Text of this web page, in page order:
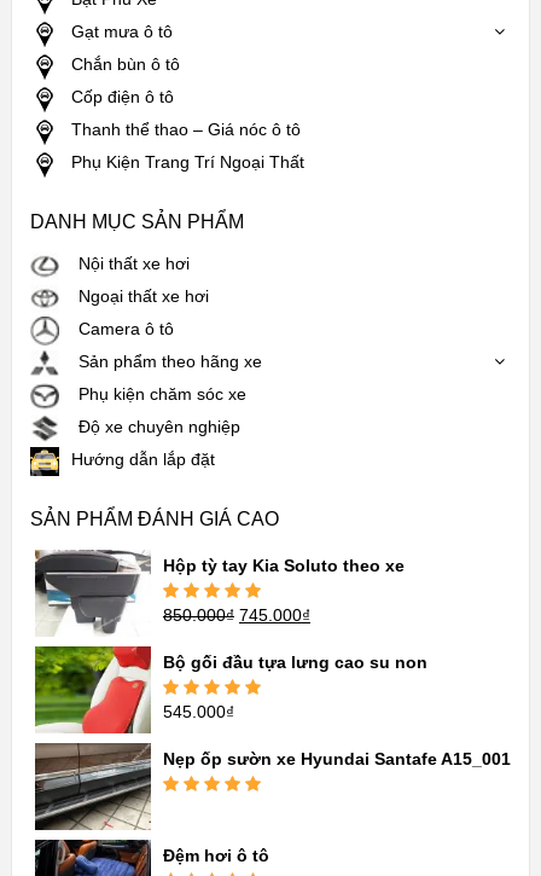
Gạt mưa ô tô
Chắn bùn ô tô
Cốp điện ô tô
Thanh thể thao – Giá nóc ô tô
Phụ Kiện Trang Trí Ngoại Thất
DANH MỤC SẢN PHẨM
Nội thất xe hơi
Ngoại thất xe hơi
Camera ô tô
Sản phẩm theo hãng xe
Phụ kiện chăm sóc xe
Độ xe chuyên nghiệp
Hướng dẫn lắp đặt
SẢN PHẨM ĐÁNH GIÁ CAO
Hộp tỳ tay Kia Soluto theo xe
Được xếp
sao
850.000₫ 745.000₫
Bộ gối đầu tựa lưng cao su non
Được xếp
545.000₫
Nẹp ốp sườn xe Hyundai Santafe A15_001
sao
Đệm hơi ô tô